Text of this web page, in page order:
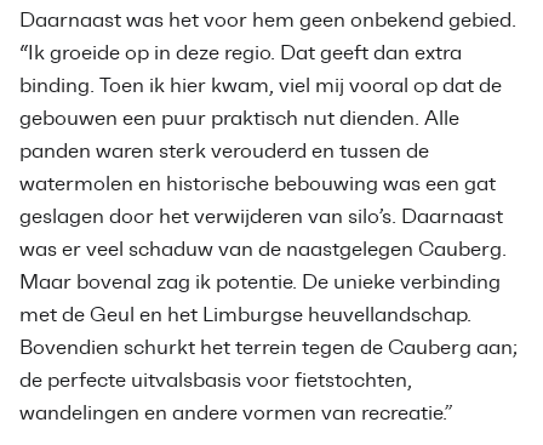
Daarnaast was het voor hem geen onbekend gebied.
“Ik groeide op in deze regio. Dat geeft dan extra
binding. Toen ik hier kwam, viel mij vooral op dat de
gebouwen een puur praktisch nut dienden. Alle
panden waren sterk verouderd en tussen de
watermolen en historische bebouwing was een gat
geslagen door het verwijderen van silo’s. Daarnaast
was er veel schaduw van de naastgelegen Cauberg.
Maar bovenal zag ik potentie. De unieke verbinding
met de Geul en het Limburgse heuvellandschap.
Bovendien schurkt het terrein tegen de Cauberg aan;
de perfecte uitvalsbasis voor fietstochten,
wandelingen en andere vormen van recreatie.”